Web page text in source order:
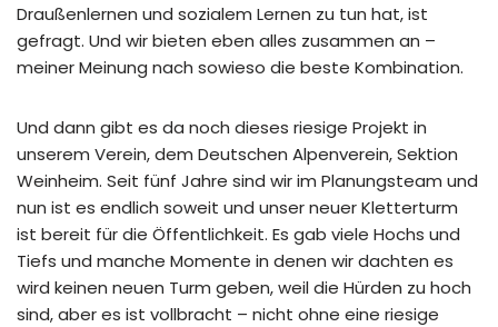
Draußenlernen und sozialem Lernen zu tun hat, ist
gefragt. Und wir bieten eben alles zusammen an –
meiner Meinung nach sowieso die beste Kombination.
Und dann gibt es da noch dieses riesige Projekt in
unserem Verein, dem Deutschen Alpenverein, Sektion
Weinheim. Seit fünf Jahre sind wir im Planungsteam und
nun ist es endlich soweit und unser neuer Kletterturm
ist bereit für die Öffentlichkeit. Es gab viele Hochs und
Tiefs und manche Momente in denen wir dachten es
wird keinen neuen Turm geben, weil die Hürden zu hoch
sind, aber es ist vollbracht – nicht ohne eine riesige